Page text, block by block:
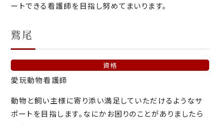
ートできる看護師を目指し努めてまいります。
鷲尾
資格
愛玩動物看護師
動物と飼い主様に寄り添い満足していただけるようなサ
ポートを目指します。なにかお困りのことがありましたら